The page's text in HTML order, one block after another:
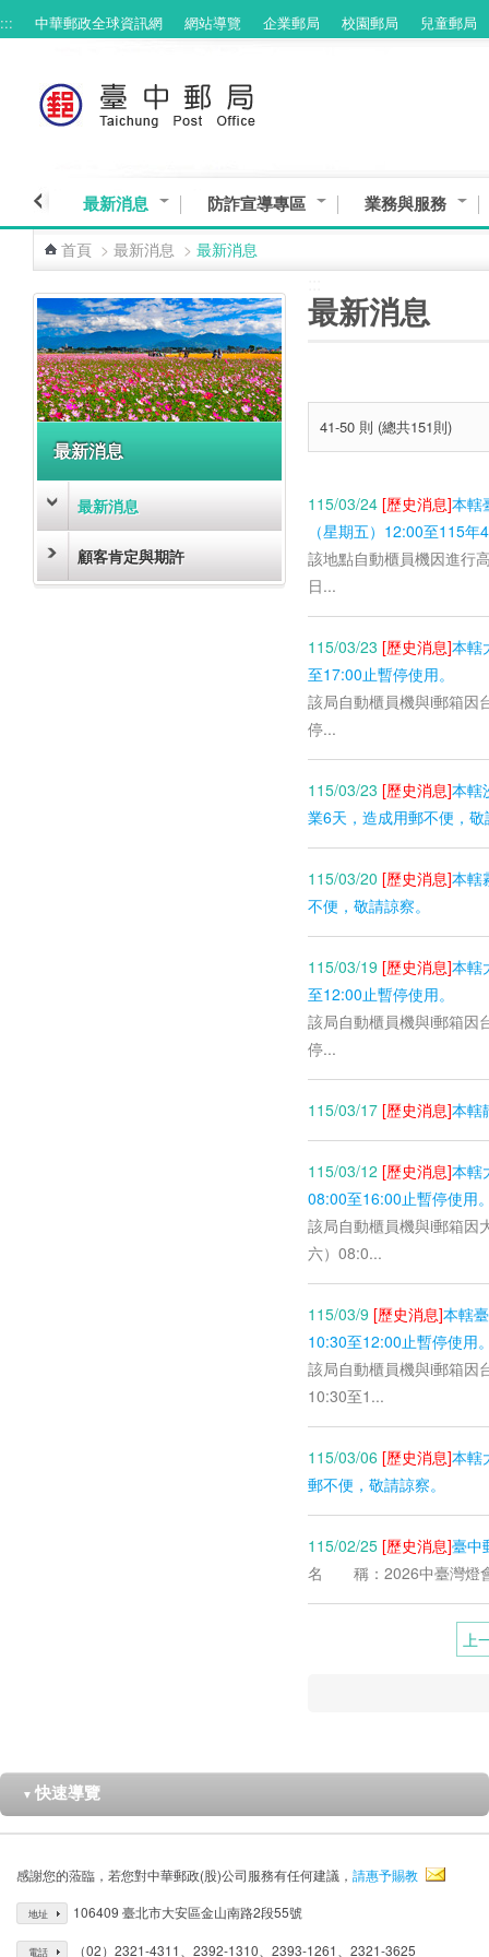
跳到主要內容區塊
::: 中華郵政全球資訊網 網站導覽 企業郵局 校園郵局 兒童郵局
最新消息 防詐宣導專區 業務與服務
首頁 > 最新消息 > 最新消息
最新消息
最新消息
顧客肯定與期許
最新消息
41-50 則 (總共151則)
115/03/24 [歷史消息]本轄
（星期五）12:00至115
該地點自動櫃員機因進行
日...
115/03/23 [歷史消息]本轄
至17:00止暫停使用。
該局自動櫃員機與i郵箱因
停...
115/03/23 [歷史消息]本轄
業6天，造成用郵不便，
115/03/20 [歷史消息]本轄
不便，敬請諒察。
115/03/19 [歷史消息]本轄
至12:00止暫停使用。
該局自動櫃員機與i郵箱因
停...
115/03/17 [歷史消息]本轄
115/03/12 [歷史消息]本轄
08:00至16:00止暫停使用
該局自動櫃員機與i郵箱因
六）08:0...
115/03/9 [歷史消息]本轄
10:30至12:00止暫停使用
該局自動櫃員機與i郵箱因
10:30至1...
115/03/06 [歷史消息]本轄
郵不便，敬請諒察。
115/02/25 [歷史消息]臺中
名 稱：2026中臺灣燈會
上
▼ 快速導覽
感謝您的蒞臨，若您對中華郵政(股)公司服務有任何建議， 請惠予賜教
地址 106409 臺北市大安區金山南路2段55號
電話 （02）2321-4311、2392-1310、2393-1261、2321-3625